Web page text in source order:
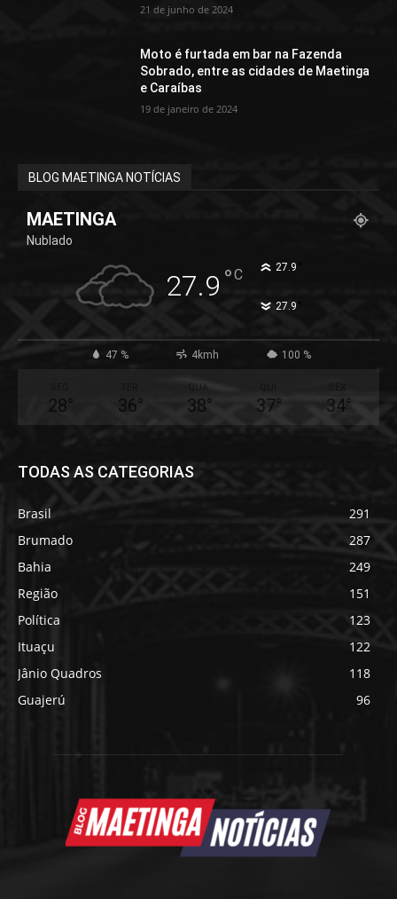
21 de junho de 2024
Moto é furtada em bar na Fazenda
Sobrado, entre as cidades de Maetinga
e Caraíbas
19 de janeiro de 2024
BLOG MAETINGA NOTÍCIAS
MAETINGA
Nublado
27.9 °C 27.9
27.9
47 % 4kmh 100 %
28° 36°
QUA
38° 37° 34°
TODAS AS CATEGORIAS
Brasil
291
Brumado
287
Bahia
249
Região
151
Política
123
Ituaçu
122
Jânio Quadros
118
Guajerú
96